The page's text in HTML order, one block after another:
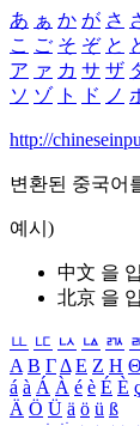
あ ぁ か が さ
こ ご そ ぞ と
ア ァ カ サ ザ
ソ ゾ ト ド ノ
http://
변환된 중국어
예시)
中文 을
北京 을
ㅥ ㅦ ㅧ ㅨ ㅩ
Α Β ΓΔ Ε Ζ Η Θ
á à Á À é è É È
Ä Ö Ü ä ö ü ß